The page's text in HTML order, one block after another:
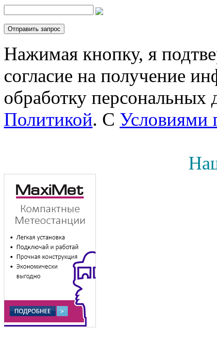
Нажимая кнопку, я
согласие на получение
обработку персональных
Политикой. С Условиями